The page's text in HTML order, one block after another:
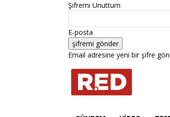
Şifremi Unuttum
E-posta
Email adresine yeni bir şifre